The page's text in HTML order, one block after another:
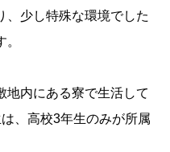
、少し特殊な環境でした
地内にある寮で生活して
、高校3年生のみが所属